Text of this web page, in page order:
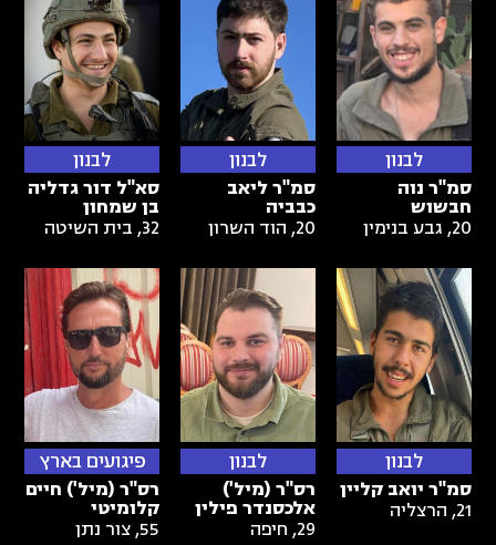
לבנון
סמ"ר נוה
חבשוש
20
, גבע בנימין
לבנון
סמ"ר ליאב
כבביה
20
, הוד השרון
לבנון
סא"ל דור גדליה
בן שמחון
32
, בית השיטה
לבנון
סמ"ר יואב קליין
21
, הרצליה
לבנון
רס"ר (מיל')
אלכסנדר פילין
29
, חיפה
פיגועים בארץ
רס"ר (מיל') חיים
קלומיטי
55
,צור נתן